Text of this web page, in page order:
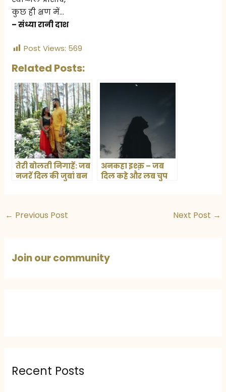
कुछ ही क्षण में…
– संध्या रानी दाश
Post Views: 569
Related Posts:
तेरी बोलती निगाहें: जब
नजरें दिल की जुबां बन
अनकहा इश्क़ – जब
दिल कहे और लब चुप
← Previous Post Next Post →
Join our community
Recent Posts